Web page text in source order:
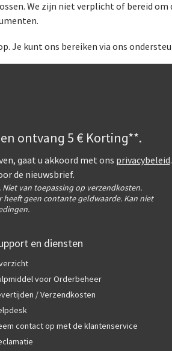
We zijn niet verplicht of bereid om
Je kunt ons bereiken via ons
ontvang 5 € Korting**.
gaat u akkoord met ons privacybeleid
de nieuwsbrief.
van toepassing op verzendkosten.
geen contante geldwaarde. Kan niet
en diensten
voor Orderbeheer
/ Verzendkosten
contact op met de klantenservice